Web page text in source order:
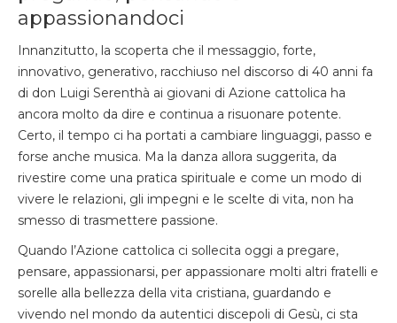
appassionandoci
Innanzitutto, la scoperta che il messaggio, forte,
innovativo, generativo, racchiuso nel discorso di 40 anni fa
di don Luigi Serenthà ai giovani di Azione cattolica ha
ancora molto da dire e continua a risuonare potente.
Certo, il tempo ci ha portati a cambiare linguaggi, passo e
forse anche musica. Ma la danza allora suggerita, da
rivestire come una pratica spirituale e come un modo di
vivere le relazioni, gli impegni e le scelte di vita, non ha
smesso di trasmettere passione.
Quando l’Azione cattolica ci sollecita oggi a pregare,
pensare, appassionarsi, per appassionare molti altri fratelli e
sorelle alla bellezza della vita cristiana, guardando e
vivendo nel mondo da autentici discepoli di Gesù, ci sta